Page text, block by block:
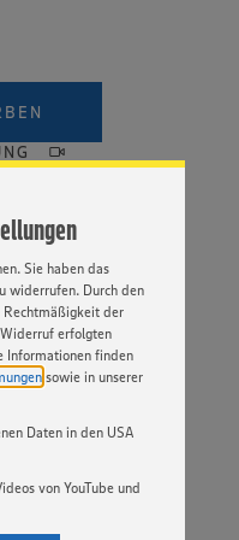
möglichst relevante
freiwillig und kann
Sie, dass auf
alle
Sie haben das
widerrufen. Durch den
der
erfolgten
Informationen finden
sowie in unserer
Daten in den USA
von YouTube und
Vimeo zu ändern,